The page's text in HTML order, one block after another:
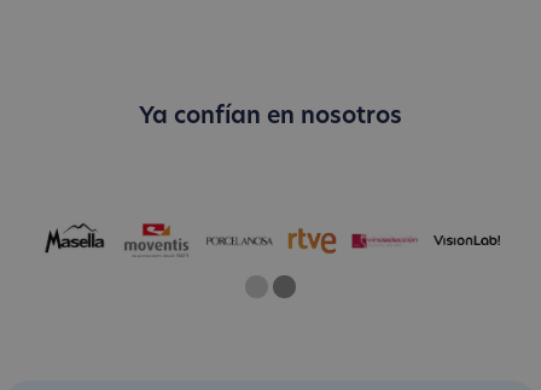
Ya confían en nosotros
OneTwo
Current Slide